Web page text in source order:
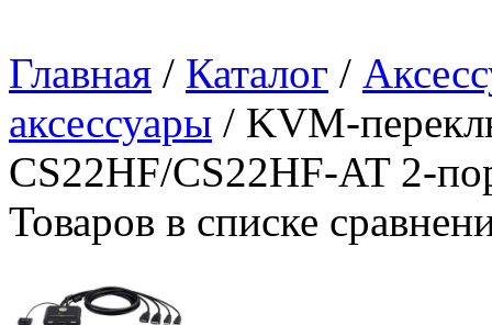
Главная / Каталог /
аксессуары / KVM-
CS22HF/CS22HF-AT 2-
Товаров в списке